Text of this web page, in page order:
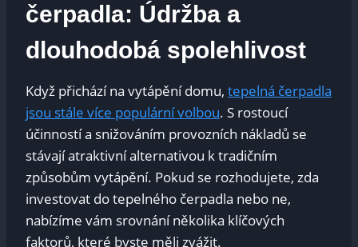
čerpadla: Údržba a
dlouhodobá spolehlivost
Když přichází na vytápění domu, tepelná čerpadla
jsou stále více populární volbou. S rostoucí
účinností a snižováním provozních nákladů se
stávají atraktivní alternativou k tradičním
způsobům vytápění. Pokud se rozhodujete, zda
investovat do tepelného čerpadla nebo ne,
nabízíme vám srovnání několika klíčových
faktorů, které byste měli zvážit.